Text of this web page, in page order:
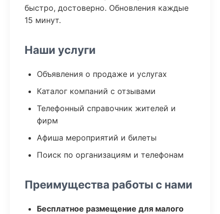
быстро, достоверно. Обновления каждые
15 минут.
Наши услуги
Объявления о продаже и услугах
Каталог компаний с отзывами
Телефонный справочник жителей и
фирм
Афиша мероприятий и билеты
Поиск по организациям и телефонам
Преимущества работы с нами
Бесплатное размещение для малого